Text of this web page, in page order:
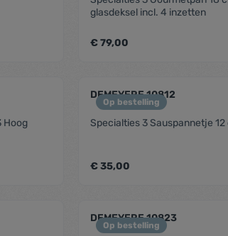
glasdeksel incl. 4 inzetten
€ 79,00
Hoog
Op bestelling
DEMEYERE 10812
Specialties 3 Sauspannetje 12
€ 35,00
Op bestelling
DEMEYERE 10823